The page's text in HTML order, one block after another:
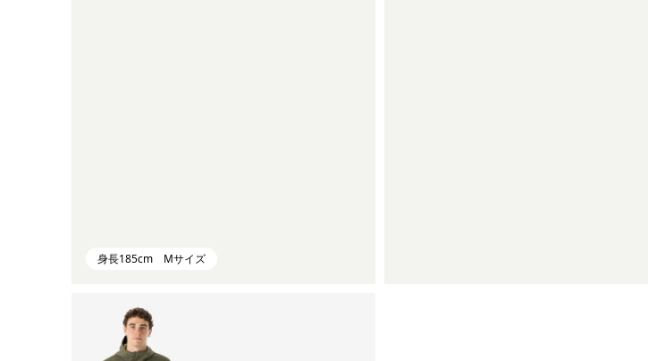
身長185cm Mサイズ